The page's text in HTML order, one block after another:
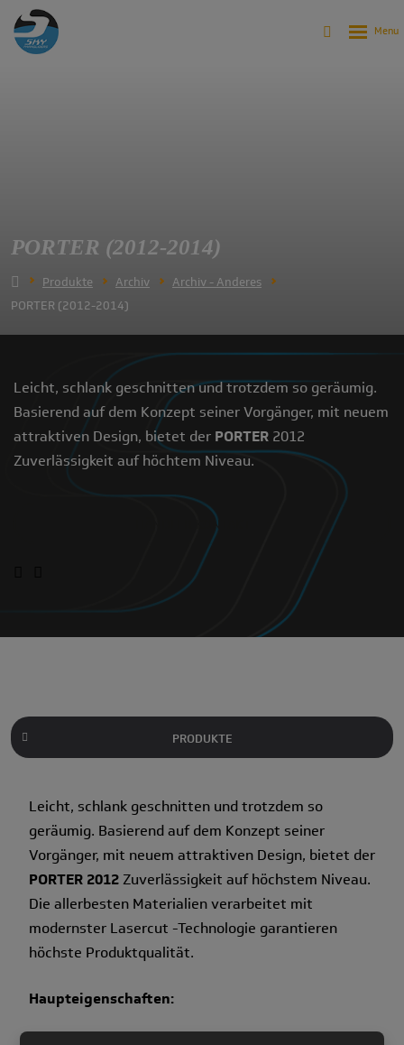
PORTER (2012-2014)
Produkte Archiv
Archiv - Anderes
PORTER (2012-2014)
Leicht, schlank geschnitten und trotzdem so geräumig.
Basierend auf dem Konzept seiner Vorgänger, mit neuem
attraktiven Design, bietet der PORTER 2012
Zuverlässigkeit auf höchtem Niveau.
HÄNDLER KONTAKT
PRODUKTE
Leicht, schlank geschnitten und trotzdem so
geräumig. Basierend auf dem Konzept seiner
Vorgänger, mit neuem attraktiven Design, bietet der
PORTER 2012Zuverlässigkeit auf höchstem Niveau.
Die allerbesten Materialien verarbeitet mit
modernster Lasercut -Technologie garantieren
höchste Produktqualität.
Haupteigenschaften: